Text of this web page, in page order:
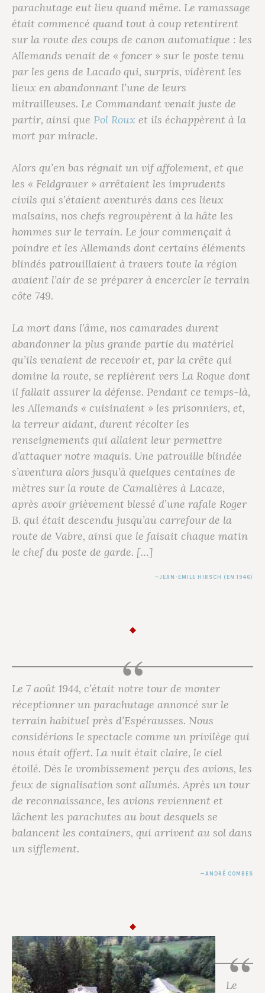
parachutage eut lieu quand même. Le ramassage
était commencé quand tout à coup retentirent
sur la route des coups de canon automatique : les
Allemands venait de « foncer » sur le poste tenu
par les gens de Lacado qui, surpris, vidèrent les
lieux en abandonnant l’une de leurs
mitrailleuses. Le Commandant venait juste de
partir, ainsi que Pol Roux et ils échappèrent à la
mort par miracle.
Alors qu’en bas régnait un vif affolement, et que
les « Feldgrauer » arrêtaient les imprudents
civils qui s’étaient aventurés dans ces lieux
malsains, nos chefs regroupèrent à la hâte les
hommes sur le terrain. Le jour commençait à
poindre et les Allemands dont certains éléments
blindés patrouillaient à travers toute la région
avaient l’air de se préparer à encercler le terrain
côte 749.
La mort dans l’âme, nos camarades durent
abandonner la plus grande partie du matériel
qu’ils venaient de recevoir et, par la crête qui
domine la route, se replièrent vers La Roque dont
il fallait assurer la défense. Pendant ce temps-là,
les Allemands « cuisinaient » les prisonniers, et,
la terreur aidant, durent récolter les
renseignements qui allaient leur permettre
d’attaquer notre maquis. Une patrouille blindée
s’aventura alors jusqu’à quelques centaines de
mètres sur la route de Camalières à Lacaze,
après avoir grièvement blessé d’une rafale Roger
B. qui était descendu jusqu’au carrefour de la
route de Vabre, ainsi que le faisait chaque matin
le chef du poste de garde. […]
JEAN-EMILE HIRSCH (EN 1946)
Le 7 août 1944, c’était notre tour de monter
réceptionner un parachutage annoncé sur le
terrain habituel près d’Espérausses. Nous
considérions le spectacle comme un privilège qui
nous était offert. La nuit était claire, le ciel
étoilé. Dès le vrombissement perçu des avions, les
feux de signalisation sont allumés. Après un tour
de reconnaissance, les avions reviennent et
lâchent les parachutes au bout desquels se
balancent les containers, qui arrivent au sol dans
un sifflement.
ANDRÉ COMBES
Le